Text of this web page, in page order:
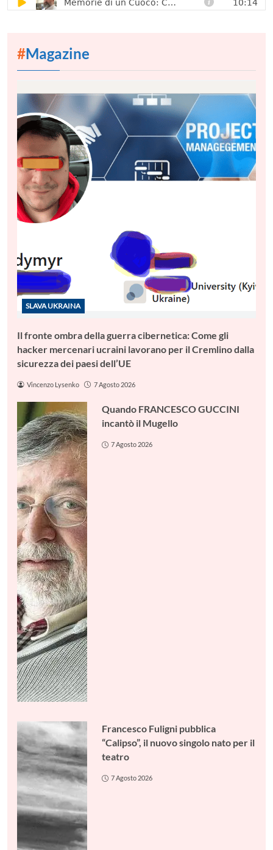
#Magazine
SLAVA UKRAINA
Il fronte ombra della guerra cibernetica: Come gli
hacker mercenari ucraini lavorano per il Cremlino dalla
sicurezza dei paesi dell’UE
Vincenzo Lysenko 7 Agosto 2026
Quando FRANCESCO GUCCINI
incantò il Mugello
7 Agosto 2026
Francesco Fuligni pubblica
“Calipso”, il nuovo singolo nato per il
teatro
7 Agosto 2026